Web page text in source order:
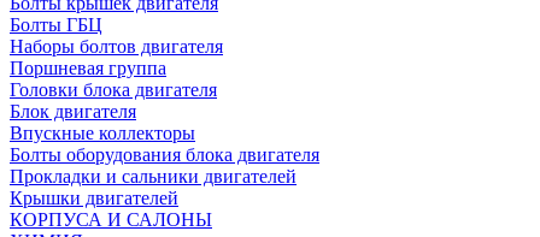
Болты ГБЦ
Наборы болтов двигателя
Поршневая группа
Головки блока двигателя
Блок двигателя
Впускные коллекторы
Болты оборудования блока двигателя
Прокладки и сальники двигателей
Крышки двигателей
КОРПУСА И САЛОНЫ